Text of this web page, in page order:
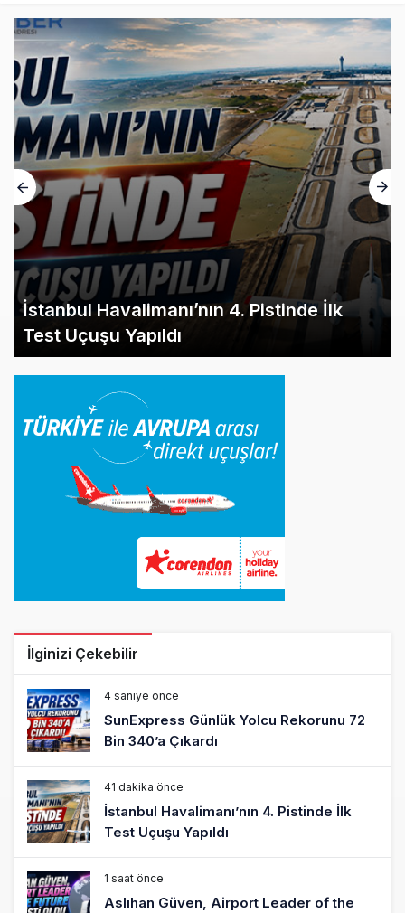
İstanbul Havalimanı’nın 4. Pistinde İlk
Test Uçuşu Yapıldı
İlginizi Çekebilir
4 saniye önce
SunExpress Günlük Yolcu Rekorunu 72
Bin 340’a Çıkardı
41 dakika önce
İstanbul Havalimanı’nın 4. Pistinde İlk
Test Uçuşu Yapıldı
1 saat önce
Aslıhan Güven, Airport Leader of the